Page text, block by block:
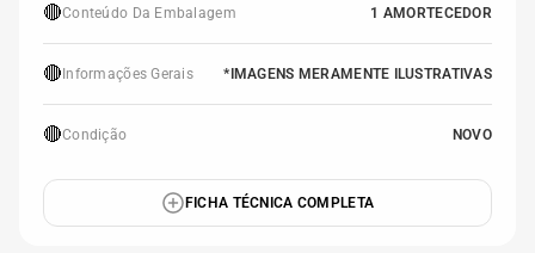
🔴Conteúdo Da Embalagem 1 AMORTECEDOR
🔴 Informações Gerais *IMAGENS MERAMENTE ILUSTRATIVAS
🔴Condição NOVO
FICHA TÉCNICA COMPLETA